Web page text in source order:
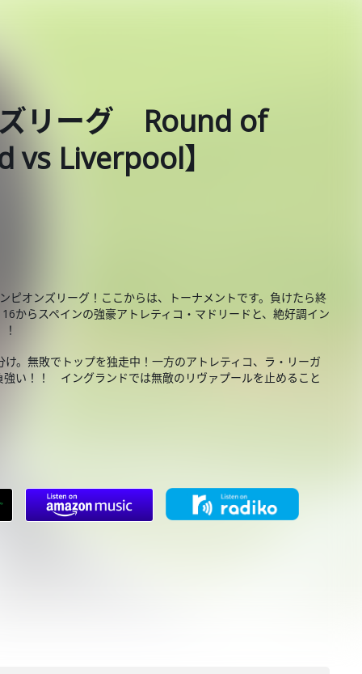
ズリーグ Round of
Liverpool】
ピオンズリーグ！ここからは、トーナメントです。負けたら終
からスペインの強豪アトレティコ・マドリードと、絶好調イン
。無敗でトップを独走中！一方のアトレティコ、ラ・リーガ
い！！ イングランドでは無敵のリヴァプールを止めること